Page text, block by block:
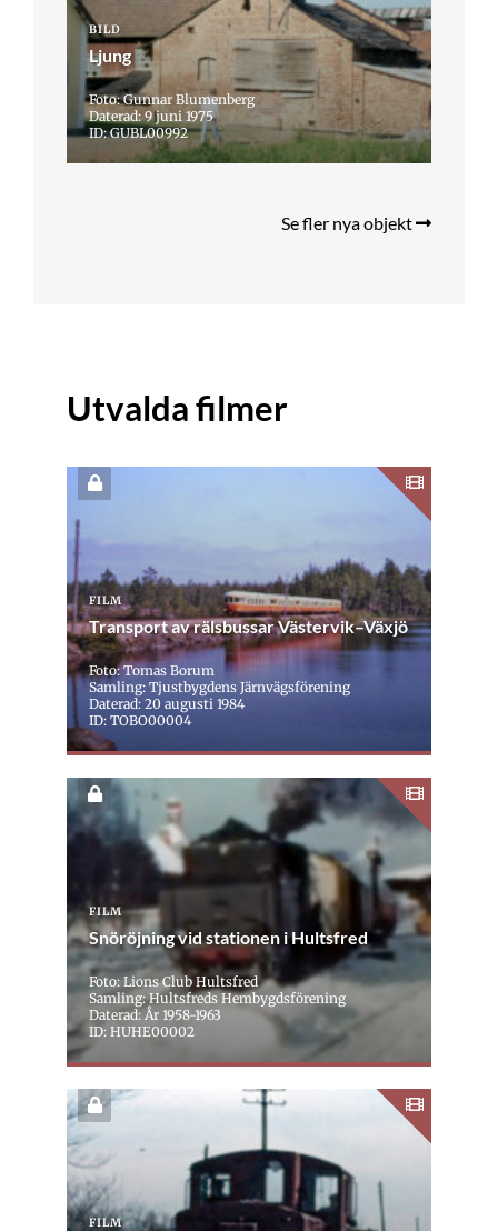
BILD
Ljung
Foto: Gunnar Blumenberg
Daterad: 9 juni 1975
ID: GUBL00992
Se fler nya objekt
Utvalda filmer
FILM
Transport av rälsbussar Västervik–Växjö
Foto: Tomas Borum
Samling: Tjustbygdens Järnvägsförening
Daterad: 20 augusti 1984
ID: TOBO00004
FILM
Snöröjning vid stationen i Hultsfred
Foto: Lions Club Hultsfred
Samling: Hultsfreds Hembygdsförening
Daterad: År 1958-1963
ID: HUHE00002
FILM